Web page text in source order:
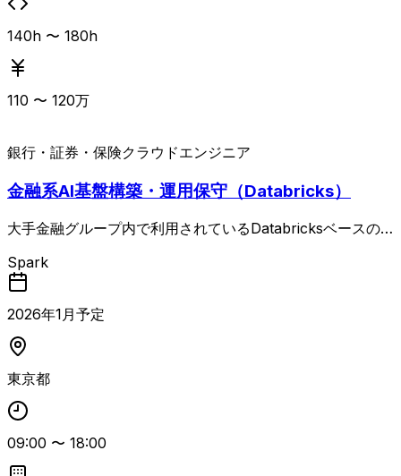
140h 〜 180h
110 〜 120万
銀行・証券・保険クラウドエンジニア
金融系AI基盤構築・運用保守（Databricks）
大手金融グループ内で利用されているDatabricksベースの
応、および基盤機能の保守・拡充をご担当いただきます。
業務内容： ・AI基盤利用部門からの各種申請対応 - 利用
区画／グループの払い出し - 利用ユーザー登録と権限付
与 - 他システムとの接続設定 など ・AI基盤利用部門から
の問い合わせ対応／調査 - 関連部署への確認、原因切り
査・切り分け ・AI基盤が提供する機能のメンテナンス -
機能改善、不具合対応 等 ・AI基盤機能の拡充 - 制限して
いるDatabricks機能の開放検討 - 新たにリリースされたD
atabricks機能の開放／制限方針の検討
Spark
2026年1月予定
東京都
09:00 〜 18:00